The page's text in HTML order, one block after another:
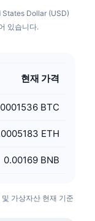
States Dollar (USD)
있습니다.
현재 가격
BTC
ETH
0.00169 BNB
가상자산 현재 기준